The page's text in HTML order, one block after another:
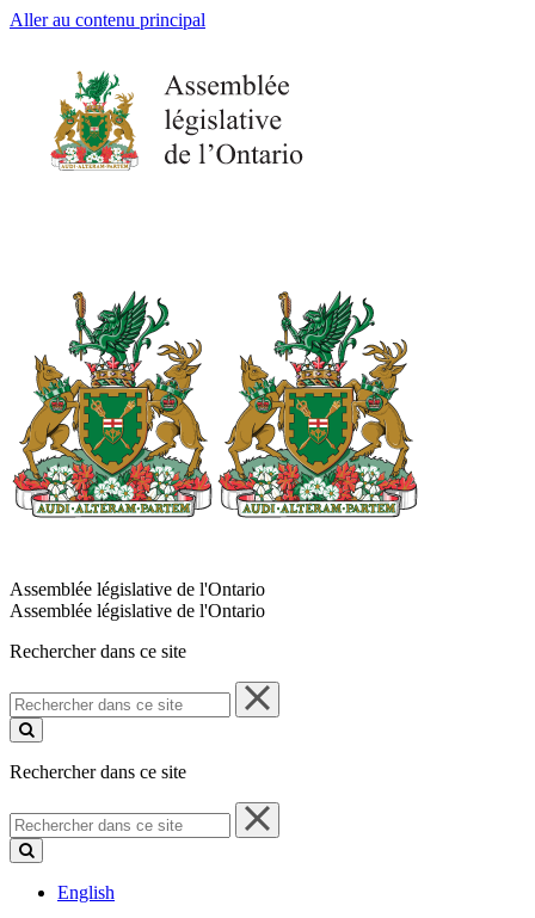
Aller au contenu principal
Assemblée législative de l'Ontario
Assemblée législative de l'Ontario
Rechercher dans ce site
Rechercher
dans
ce
Rechercher dans ce site
Rechercher
dans
ce
English